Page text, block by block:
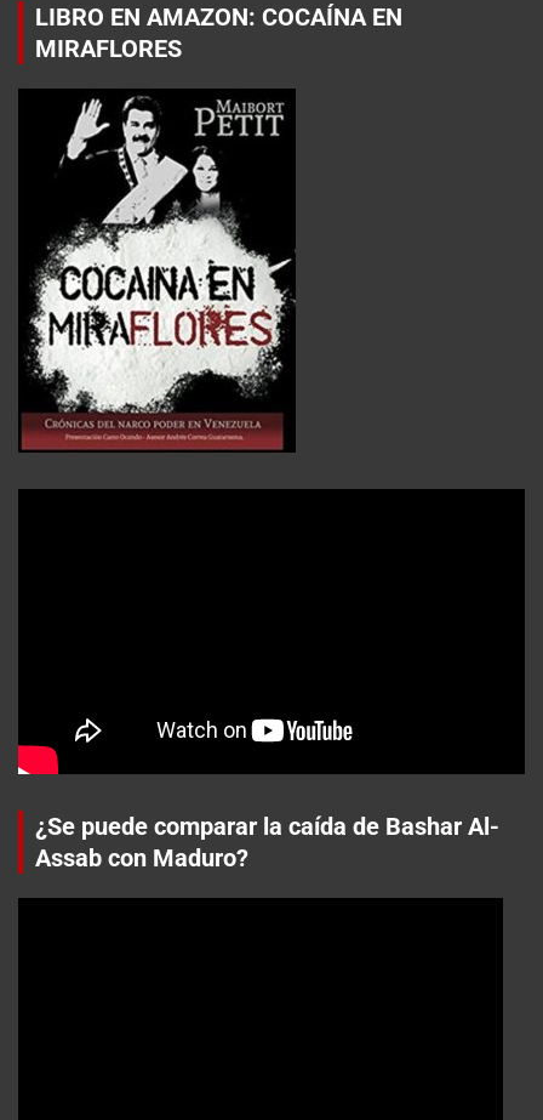
LIBRO EN AMAZON: COCAÍNA EN
MIRAFLORES
¿Se puede comparar la caída de Bashar Al-
Assab con Maduro?